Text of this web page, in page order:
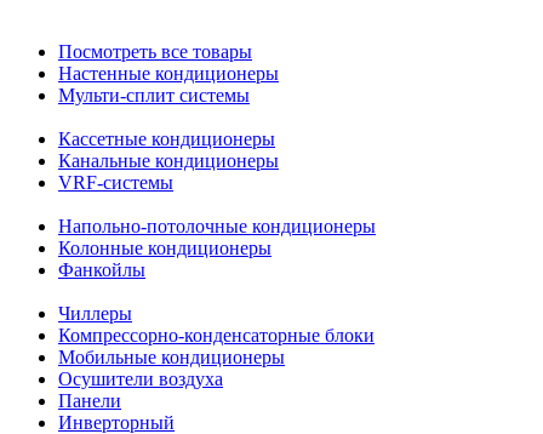
Посмотреть все товары
Настенные кондиционеры
Мульти-сплит системы
Кассетные кондиционеры
Канальные кондиционеры
VRF-системы
Напольно-потолочные кондиционеры
Колонные кондиционеры
Фанкойлы
Чиллеры
Компрессорно-конденсаторные блоки
Мобильные кондиционеры
Осушители воздуха
Панели
Инверторный